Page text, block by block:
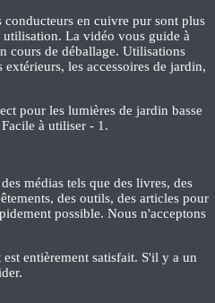
conducteurs en cuivre pur sont plus
La vidéo vous guide à
cours de déballage. Utilisations
les accessoires de jardin,
pour les lumières de jardin basse
à utiliser - 1.
médias tels que des livres, des
des outils, des articles pour
possible. Nous n'acceptons
entièrement satisfait. S'il y a un